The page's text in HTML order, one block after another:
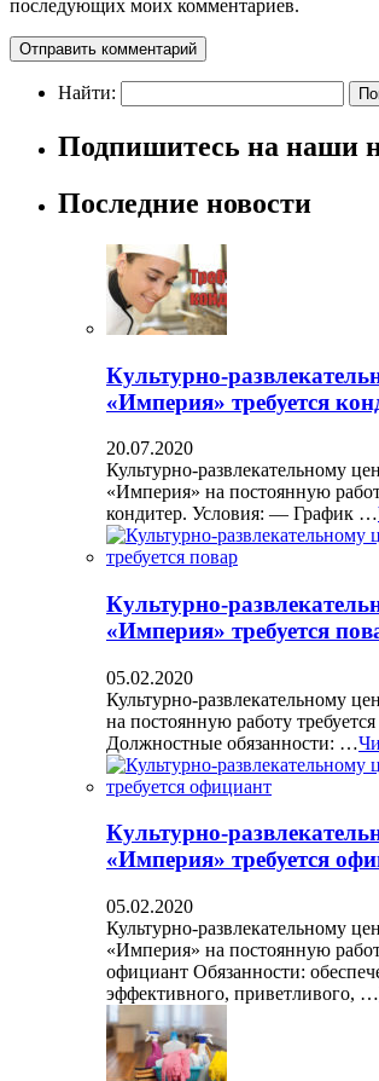
последующих моих комментариев.
Найти:
Подпишитесь на наши
Последние новости
Культурно-
«Империя» требуется
20.07.2020
Культурно-развлекательному
«Империя» на постоянную
кондитер. Условия: — График …
Культурно-
«Империя» требуется
05.02.2020
Культурно-развлекательному
на постоянную работу
Должностные обязанности: …
Культурно-
«Империя» требуется
05.02.2020
Культурно-развлекательному
«Империя» на постоянную
официант Обязанности:
эффективного, приветливого, …